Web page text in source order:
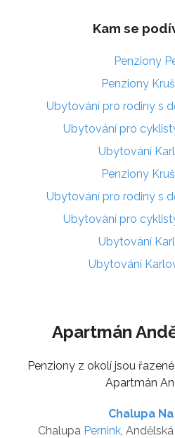
Kam se
Penziony
Penziony
Ubytování pro rodiny s
Ubytování pro
Ubytování
Penziony
Ubytování pro rodiny s
Ubytování pro
Ubytování
Ubytování
Apartmán
Penziony z okolí jsou
Apartmán
Chalupa
Chalupa Pernink,